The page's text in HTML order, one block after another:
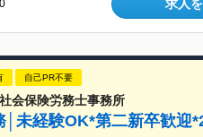
求人
自己PR不要
会保険労務士事務所
│未経験OK*第二新卒歓迎